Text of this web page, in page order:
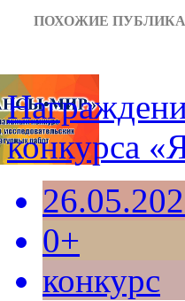
ПОХОЖИЕ
конкурса
0+
конкурс